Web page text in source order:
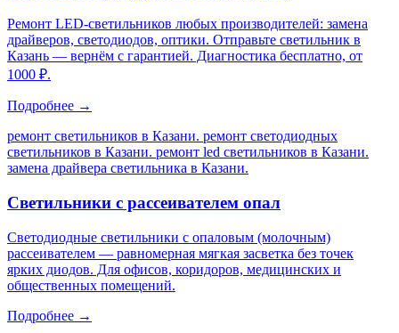
Ремонт LED-светильников любых производителей: замена
драйверов, светодиодов, оптики. Отправьте светильник в
Казань — вернём с гарантией. Диагностика бесплатно, от
1000 ₽.
Подробнее →
ремонт светильников в Казани. ремонт светодиодных
светильников в Казани. ремонт led светильников в Казани.
замена драйвера светильника в Казани.
Светильники с рассеивателем опал
Светодиодные светильники с опаловым (молочным)
рассеивателем — равномерная мягкая засветка без точек
ярких диодов. Для офисов, коридоров, медицинских и
общественных помещений.
Подробнее →